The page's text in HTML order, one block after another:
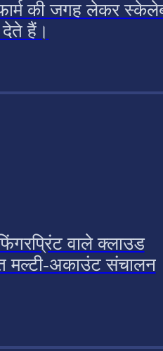
की जगह लेकर
हैं।
वाले क्लाउड
मल्टी-अकाउंट संचालन